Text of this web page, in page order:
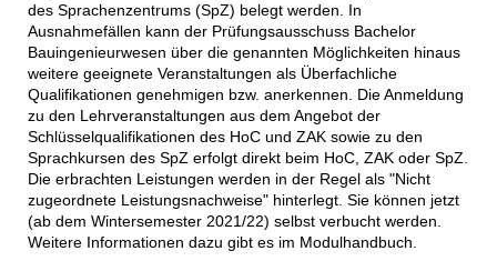
des Sprachenzentrums (SpZ) belegt werden. In
Ausnahmefällen kann der Prüfungsausschuss Bachelor
Bauingenieurwesen über die genannten Möglichkeiten hinaus
weitere geeignete Veranstaltungen als Überfachliche
Qualifikationen genehmigen bzw. anerkennen. Die Anmeldung
zu den Lehrveranstaltungen aus dem Angebot der
Schlüsselqualifikationen des HoC und ZAK sowie zu den
Sprachkursen des SpZ erfolgt direkt beim HoC, ZAK oder SpZ.
Die erbrachten Leistungen werden in der Regel als "Nicht
zugeordnete Leistungsnachweise" hinterlegt. Sie können jetzt
(ab dem Wintersemester 2021/22) selbst verbucht werden.
Weitere Informationen dazu gibt es im Modulhandbuch.